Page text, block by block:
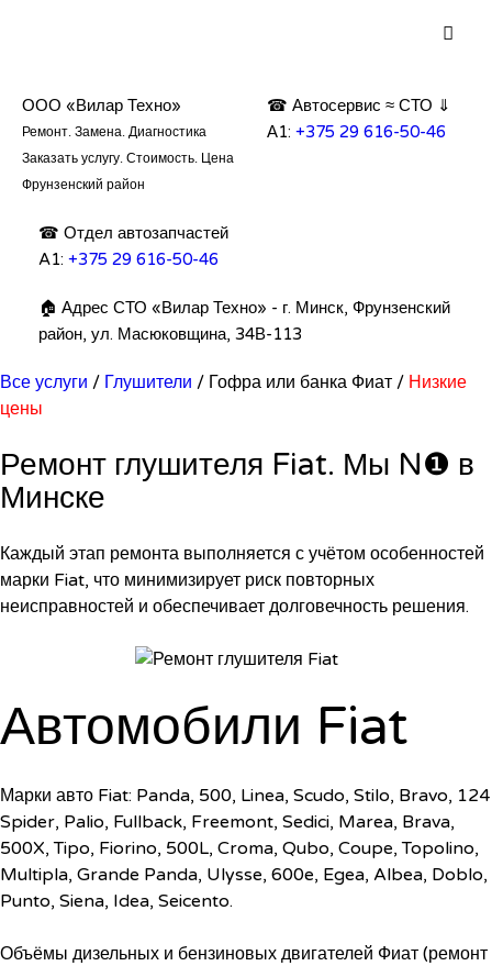
ООО «Вилар Техно»
Ремонт. Замена. Диагностика
Заказать услугу. Стоимость. Цена
Фрунзенский район
☎ Автосервис ≈ СТО ⇓
А1: +375 29 616-50-46
☎ Отдел автозапчастей
A1: +375 29 616-50-46
🏠 Адрес СТО «Вилар Техно» - г. Минск, Фрунзенский
район, ул. Масюковщина, 34В-113
Все услуги / Глушители / Гофра или банка Фиат / Низкие
цены
Ремонт глушителя Fiat. Мы N❶ в
Минске
Каждый этап ремонта выполняется с учётом особенностей
марки Fiat, что минимизирует риск повторных
неисправностей и обеспечивает долговечность решения.
Автомобили Fiat
Марки авто Fiat: Panda, 500, Linea, Scudo, Stilo, Bravo, 124
Spider, Palio, Fullback, Freemont, Sedici, Marea, Brava,
500X, Tipo, Fiorino, 500L, Croma, Qubo, Coupe, Topolino,
Multipla, Grande Panda, Ulysse, 600e, Egea, Albea, Doblo,
Punto, Siena, Idea, Seicento.
Объёмы дизельных и бензиновых двигателей Фиат (ремонт